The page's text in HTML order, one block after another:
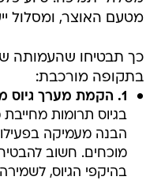
מטעם האוצר, ומסלול
כך תבטיחו שהעמותה
בתקופה מורכבת:
1. הקמת מערך גיוס משאבים מקצועי
בגיוס תרומות
הבנה מעמיקה
מוכחים. חשוב
בהיקפי הגיוס,